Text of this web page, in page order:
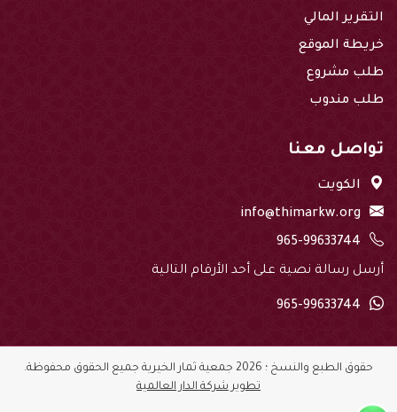
التقرير المالي
خريطة الموقع
طلب مشروع
طلب مندوب
تواصل معنا
الكويت
info@thimarkw.org
965-99633744
أرسل رسالة نصية على أحد الأرقام التالية
965-99633744
حقوق الطبع والنسخ ؛ 2026 جمعية ثمار الخيرية جميع الحقوق محفوظة.
تطوير شركة الدار العالمية